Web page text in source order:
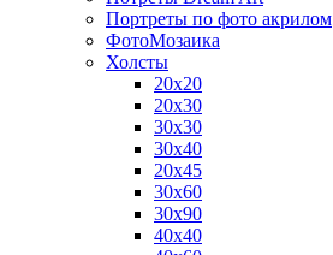
Портреты по фото акрилом
ФотоМозаика
Холсты
20х20
20х30
30х30
30х40
20х45
30х60
30х90
40х40